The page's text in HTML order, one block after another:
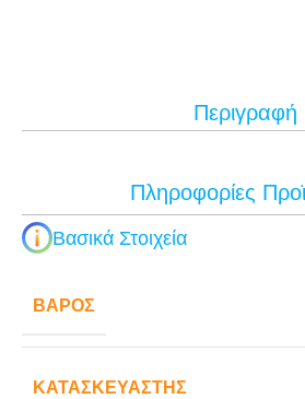
Περιγραφή
Πληροφορίες
Βασικά Στοιχεία
ΒΆΡΟΣ
ΚΑΤΑΣΚΕΥΑΣΤΉΣ